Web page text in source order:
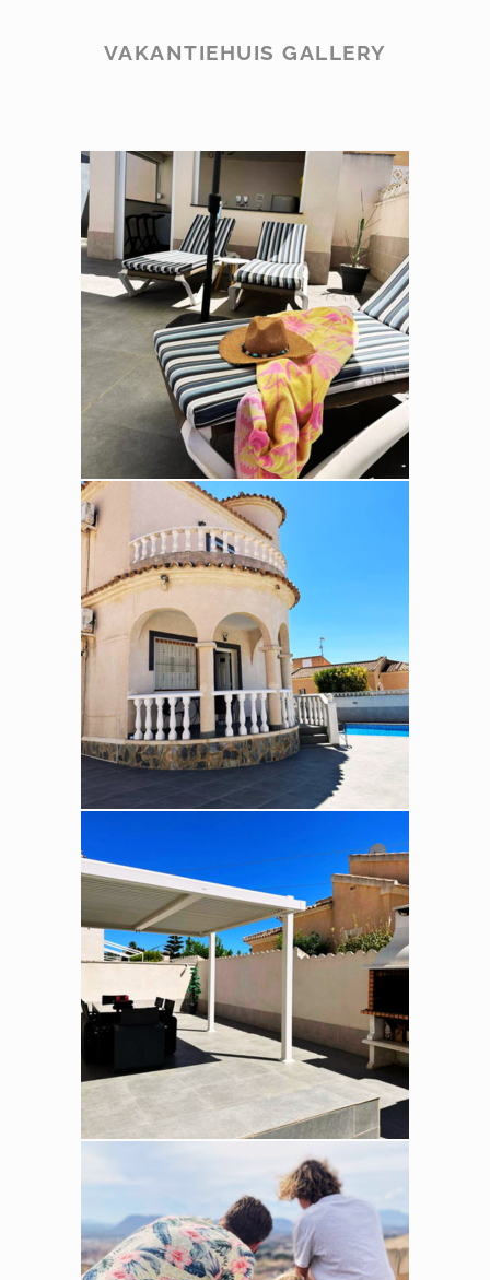
VAKANTIEHUIS GALLERY